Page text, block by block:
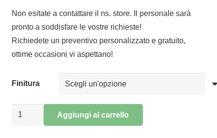
originale
era:
€365,00.
attuale
è:
€299,30.
Non esitate a contattare il ns. store. Il personale sarà
pronto a soddisfare le vostre richieste!
Richiedete un preventivo personalizzato e gratuito,
ottime occasioni vi aspettano!
Finitura
Sospensione
Aggiungi al carrello